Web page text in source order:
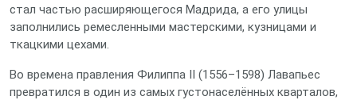
стал частью расширяющегося Мадрида, а его улицы
заполнились ремесленными мастерскими, кузницами и
ткацкими цехами.
Во времена правления Филиппа II (1556–1598) Лавапьес
превратился в один из самых густонаселённых кварталов,